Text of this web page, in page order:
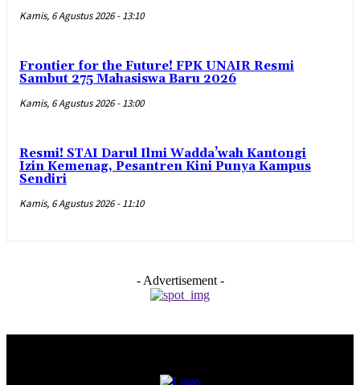
Kamis, 6 Agustus 2026 - 13:10
Frontier for the Future! FPK UNAIR Resmi
Sambut 275 Mahasiswa Baru 2026
Kamis, 6 Agustus 2026 - 13:00
Resmi! STAI Darul Ilmi Wadda’wah Kantongi
Izin Kemenag, Pesantren Kini Punya Kampus
Sendiri
Kamis, 6 Agustus 2026 - 11:10
- Advertisement -